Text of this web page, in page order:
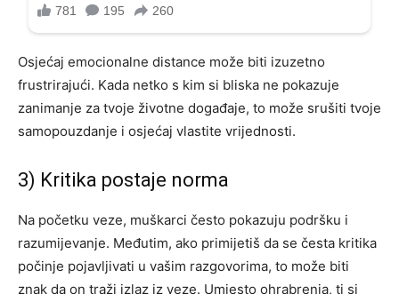
Osjećaj emocionalne distance može biti izuzetno
frustrirajući. Kada netko s kim si bliska ne pokazuje
zanimanje za tvoje životne događaje, to može srušiti tvoje
samopouzdanje i osjećaj vlastite vrijednosti.
3) Kritika postaje norma
Na početku veze, muškarci često pokazuju podršku i
razumijevanje. Međutim, ako primijetiš da se česta kritika
počinje pojavljivati u vašim razgovorima, to može biti
znak da on traži izlaz iz veze. Umjesto ohrabrenja, ti si